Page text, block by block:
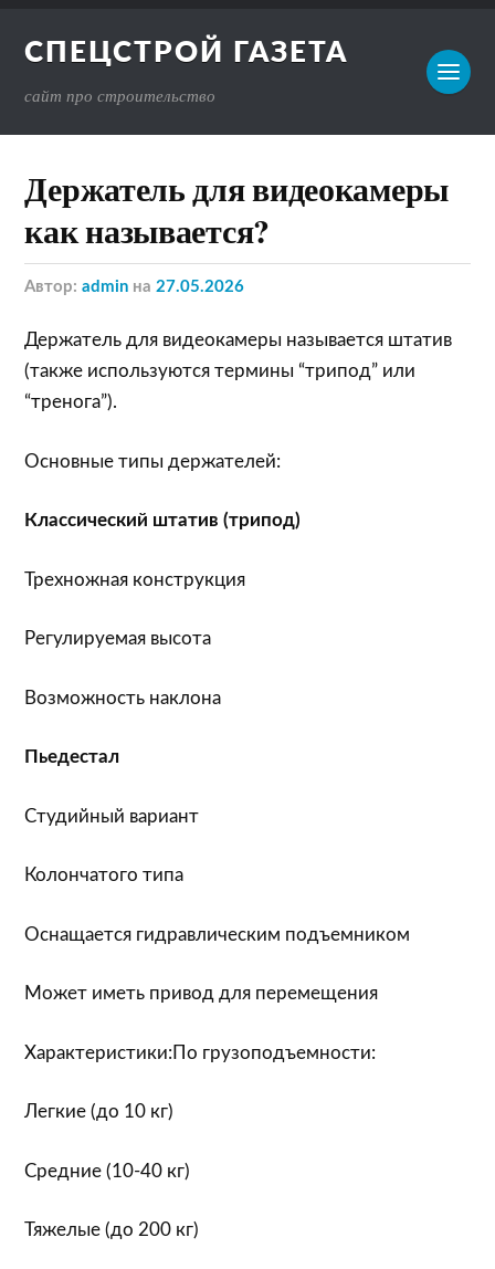
СПЕЦСТРОЙ ГАЗЕТА
сайт про строительство
Держатель для видеокамеры
как называется?
Автор:admin на27.05.2026
Держатель для видеокамеры называется штатив
(также используются термины “трипод” или
“тренога”).
Основные типы держателей:
Классический штатив (трипод)
Трехножная конструкция
Регулируемая высота
Возможность наклона
Пьедестал
Студийный вариант
Колончатого типа
Оснащается гидравлическим подъемником
Может иметь привод для перемещения
Характеристики:По грузоподъемности:
Легкие (до 10 кг)
Средние (10-40 кг)
Тяжелые (до 200 кг)